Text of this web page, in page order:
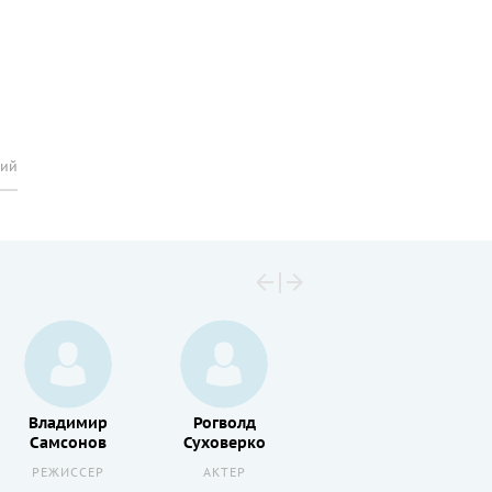
Владимир
Самсонов
РЕЖИССЕР
Рогволд
Суховерко
АКТЕР